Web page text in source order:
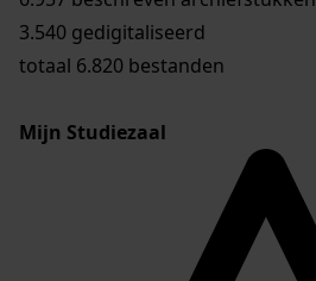
3.540 gedigitaliseerd
totaal 6.820 bestanden
Mijn Studiezaal